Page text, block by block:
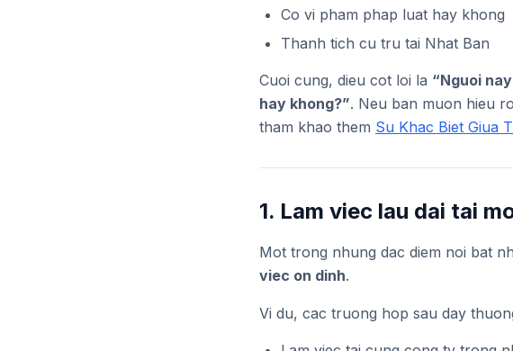
Co vi pham phap luat hay khong
Thanh tich cu tru tai Nhat Ban
Cuoi cung, dieu cot loi la “Nguoi
hay khong?”. Neu ban muon hieu
tham khao them Su Khac Biet Giua
1. Lam viec lau dai tai
Mot trong nhung dac diem noi bat
viec on dinh.
Vi du, cac truong hop sau day